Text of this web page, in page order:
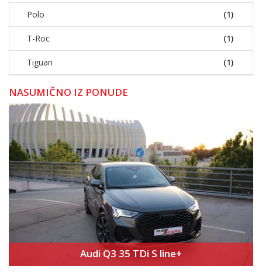
Polo (1)
T-Roc (1)
Tiguan (1)
NASUMIČNO IZ PONUDE
Audi Q3 35 TDi S line+